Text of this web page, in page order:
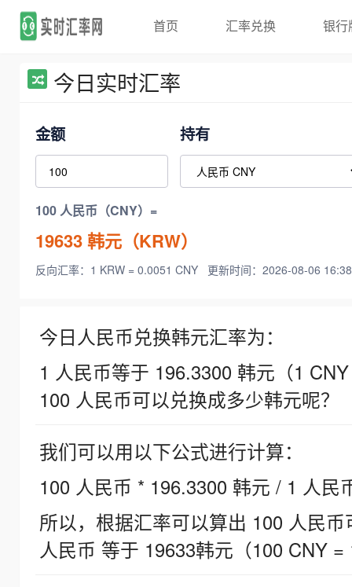
首页 汇率兑换 银行
今日实时汇率
金额 持有
100 人民币（CNY）=
19633韩元（KRW）
反向汇率：1 KRW = 0.0051 CNY 更新时间：2026-08-06
今日人民币兑换韩元汇率为：
1 人民币等于 196.3300 韩元（1
100 人民币可以兑换成多少韩元呢？
我们可以用以下公式进行计算：
100 人民币 * 196.3300 韩元 / 1 人民
所以，根据汇率可以算出 100 人民
人民币 等于 19633韩元（100 CNY =